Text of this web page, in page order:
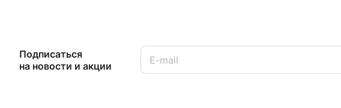
Подписаться
на новости и акции